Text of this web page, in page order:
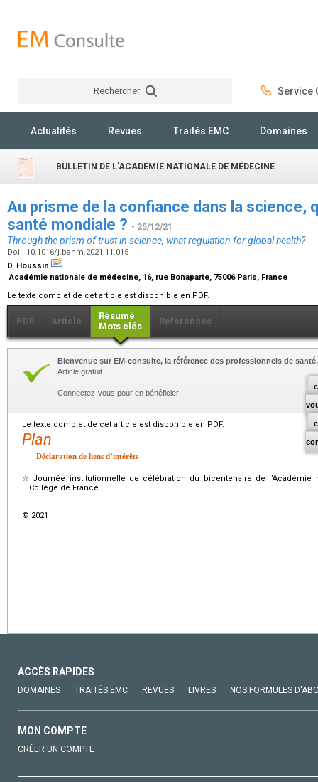
Rechercher Service
Actualités Revues Traités EMC Domaines
BULLETIN DE L'ACADÉMIE NATIONALE DE MÉDECINE
Au prisme de la confiance dans la science,
santé mondiale ? - 25/12/21
Through the prism of trust in science, what regulation for global health?
Doi : 10.1016/j.banm.2021.11.015
D. Houssin
Académie nationale de médecine, 16, rue Bonaparte, 75006 Paris, France
Le texte complet de cet article est disponible en PDF.
PDF Article
Résumé
Mots clés
Références
Bienvenue sur EM-consulte, la référence des professionnels de santé.
Article gratuit.
Connectez-vous pour en bénéficier!
Le texte complet de cet article est disponible en PDF.
Plan
Déclaration de liens d’intérêts
☆ Journée institutionnelle de célébration du bicentenaire de l’Académie
Collège de France.
© 2021
ACCÈS RAPIDES
DOMAINES TRAITÉS EMC REVUES LIVRES NOS FORMULES
MON COMPTE
CRÉER UN COMPTE